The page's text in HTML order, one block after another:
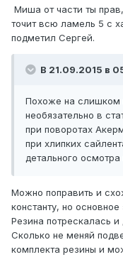
Миша от части ты
точит всю ламель 5 с
подметил Сергей.
В 21.09.2015 в
Похоже на слишком
необязательно в
при поворотах
при хлипких
детального
Можно поправить и
константу, но основное
Резина потрескалась
Сколько не меняй
комплекта резины и